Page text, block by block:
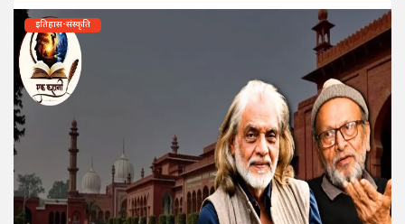
इतिहास-संस्कृति